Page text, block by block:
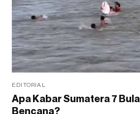
EDITORIAL
Apa Kabar Sumatera 7
Bencana?